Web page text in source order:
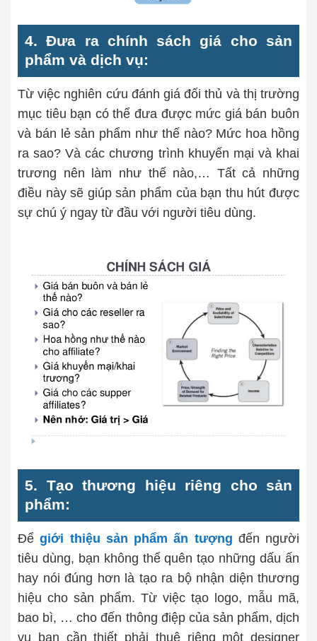
4. Đưa ra chính sách giá cho sản
phẩm và dịch vụ:
Từ việc nghiên cứu đánh giá đối thủ và thị trường
mục tiêu bạn có thể đưa được mức giá bán buôn
và bán lẻ sản phẩm như thế nào? Mức hoa hồng
ra sao? Và các chương trình khuyến mại và khai
trương nên làm như thế nào,… Tất cả những
điều này sẽ giúp sản phẩm của bạn thu hút được
sự chú ý ngay từ đầu với người tiêu dùng.
5. Tạo thương hiệu riêng cho sản
phẩm:
Đểgiới thiệu sản phẩm ấn tượng đến người
tiêu dùng, bạn không thể quên tạo những dấu ấn
hay nói đúng hơn là tạo ra bộ nhận diện thương
hiệu cho sản phẩm. Từ việc tạo logo, mẫu mã,
bao bì, … cho đến thông điệp của sản phẩm, dịch
vụ bạn cần thiết phải thuê riêng một designer